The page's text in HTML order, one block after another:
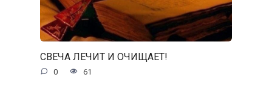
СВЕЧА ЛЕЧИТ И ОЧИЩАЕТ!
0 61